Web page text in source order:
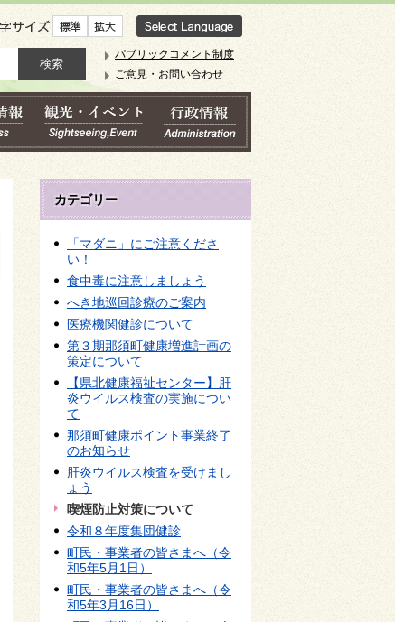
文字サイズ
パブリックコメント制度
ご意見・お問い合わせ
カテゴリー
「マダニ」にご注意くださ
い！
食中毒に注意しましょう
へき地巡回診療のご案内
医療機関健診について
第３期那須町健康増進計画の
策定について
【県北健康福祉センター】肝
炎ウイルス検査の実施につい
て
那須町健康ポイント事業終了
のお知らせ
肝炎ウイルス検査を受けまし
ょう
喫煙防止対策について
令和８年度集団健診
町民・事業者の皆さまへ（令
和5年5月1日）
町民・事業者の皆さまへ（令
和5年3月16日）